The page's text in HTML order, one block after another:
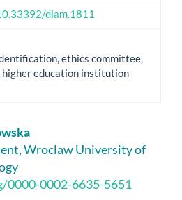
diam.1811
ethics committee,
higher education institution
Wroclaw University of
0000-0002-6635-5651